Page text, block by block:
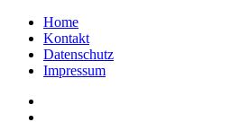
Home
Kontakt
Datenschutz
Impressum